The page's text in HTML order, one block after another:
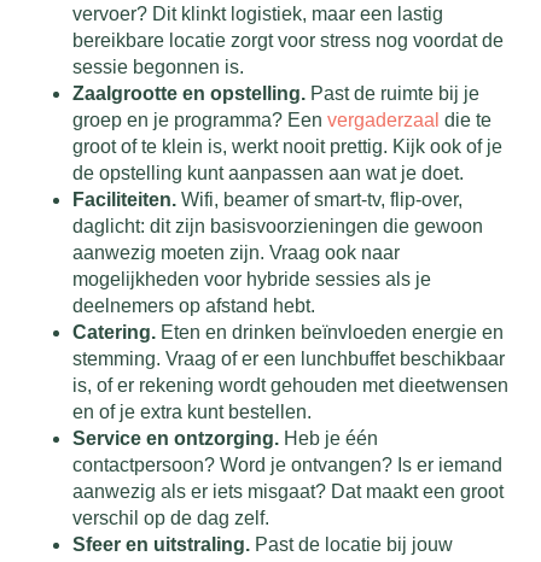
vervoer? Dit klinkt logistiek, maar een lastig
bereikbare locatie zorgt voor stress nog voordat de
sessie begonnen is.
Zaalgrootte en opstelling. Past de ruimte bij je
groep en je programma? Een vergaderzaal die te
groot of te klein is, werkt nooit prettig. Kijk ook of je
de opstelling kunt aanpassen aan wat je doet.
Faciliteiten. Wifi, beamer of smart-tv, flip-over,
daglicht: dit zijn basisvoorzieningen die gewoon
aanwezig moeten zijn. Vraag ook naar
mogelijkheden voor hybride sessies als je
deelnemers op afstand hebt.
Catering. Eten en drinken beïnvloeden energie en
stemming. Vraag of er een lunchbuffet beschikbaar
is, of er rekening wordt gehouden met dieetwensen
en of je extra kunt bestellen.
Service en ontzorging. Heb je één
contactpersoon? Word je ontvangen? Is er iemand
aanwezig als er iets misgaat? Dat maakt een groot
verschil op de dag zelf.
Sfeer en uitstraling. Past de locatie bij jouw